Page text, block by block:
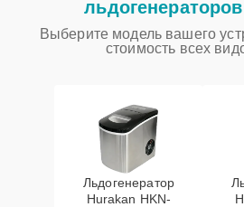
Выберите модель вашего
стоимость всех
Льдогенератор
Hurakan HKN-